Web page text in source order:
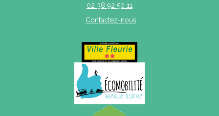
02 38 92 50 11
Contactez-nous